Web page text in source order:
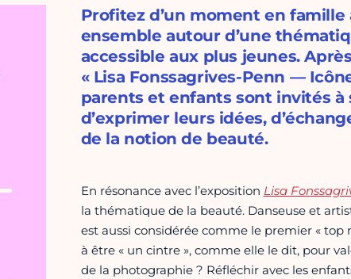
Profitez d’un moment en
ensemble autour d’une
accessible aux plus jeunes.
« Lisa Fonssagrives-Penn —
parents et enfants sont invités
d’exprimer leurs idées,
de la notion de beauté.
En résonance avec l’exposition Lisa
la thématique de la beauté. Danseuse et
est aussi considérée comme le premier «
à être « un cintre », comme elle le dit, pour
de la photographie ? Réfléchir avec les